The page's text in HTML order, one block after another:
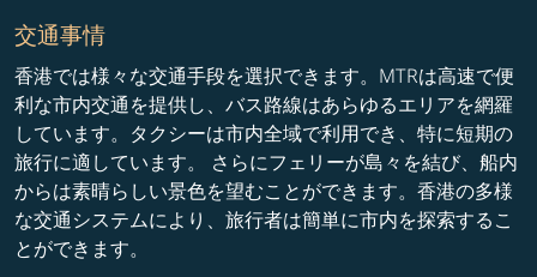
交通事情
香港では様々な交通手段を選択できます。MTRは高速で便
利な市内交通を提供し、バス路線はあらゆるエリアを網羅
しています。タクシーは市内全域で利用でき、特に短期の
旅行に適しています。 さらにフェリーが島々を結び、船内
からは素晴らしい景色を望むことができます。香港の多様
な交通システムにより、旅行者は簡単に市内を探索するこ
とができます。